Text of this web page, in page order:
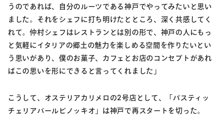
うのであれば、自分のルーツである神戸でやってみたいと思い
ました。それをシェフに打ち明けたとところ、深く共感してく
れて。仲村シェフはレストランとは別の形で、神戸の人にもっ
と気軽にイタリアの郷土の魅力を楽しめる空間を作りたいとい
う思いがあり、僕のお菓子、カフェとお店のコンセプトがあれ
ばこの思いを形にできると言ってくれました」
こうして、オステリアカリメロの2号店として、「パスティッ
チェリアバールピノッキオ」は神戸で再スタートを切った。